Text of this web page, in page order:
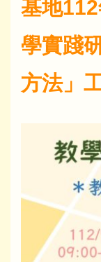
基地
學實踐
方法」